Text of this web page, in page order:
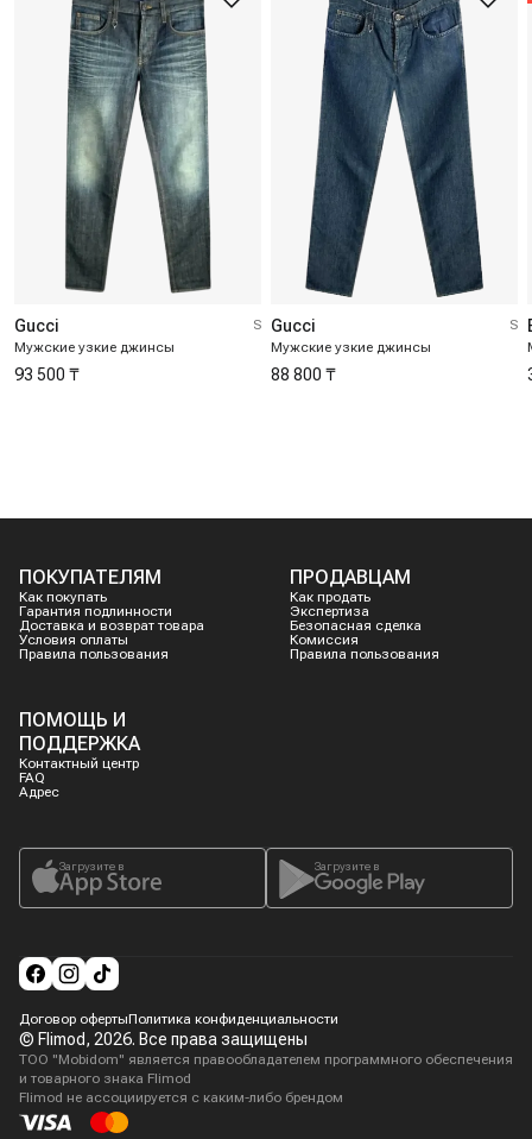
Gucci
Мужские узкие джинсы
S
93 500 ₸
Gucci
Мужские узкие джинсы
S
88 800 ₸
ПОКУПАТЕЛЯМ
Как покупать
Гарантия подлинности
Доставка и возврат товара
Условия оплаты
Правила пользования
ПРОДАВЦАМ
Как продать
Экспертиза
Безопасная сделка
Комиссия
Правила пользования
ПОМОЩЬ И
ПОДДЕРЖКА
Контактный центр
FAQ
Адрес
Загрузите в Загрузите в
Договор офертыПолитика конфиденциальности
© Flimod, 2026. Все права защищены
ТОО "Mobidom" является правообладателем программного обеспечения
и товарного знака Flimod
Flimod не ассоциируется с каким-либо брендом